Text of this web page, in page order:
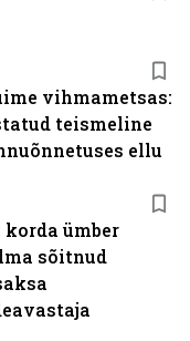
vihmametsas:
teismeline
ellu
ümber
sõitnud